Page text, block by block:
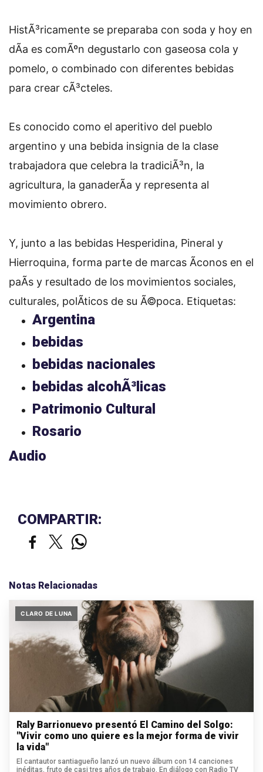
HistÃ³ricamente se preparaba con soda y hoy en
dÃ­a es comÃºn degustarlo con gaseosa cola y
pomelo, o combinado con diferentes bebidas
para crear cÃ³cteles.
Es conocido como el aperitivo del pueblo
argentino y una bebida insignia de la clase
trabajadora que celebra la tradiciÃ³n, la
agricultura, la ganaderÃ­a y representa al
movimiento obrero.
Y, junto a las bebidas Hesperidina, Pineral y
Hierroquina, forma parte de marcas Ã­conos en el
paÃ­s y resultado de los movimientos sociales,
culturales, polÃ­ticos de su Ã©poca. Etiquetas:
Argentina
bebidas
bebidas nacionales
bebidas alcohÃ³licas
Patrimonio Cultural
Rosario
Audio
COMPARTIR:
Notas Relacionadas
CLARO DE LUNA
Raly Barrionuevo presentó El Camino del Solgo:
"Vivir como uno quiere es la mejor forma de vivir
la vida"
El cantautor santiagueño lanzó un nuevo álbum con 14 canciones
inéditas, fruto de casi tres años de trabajo. En diálogo con Radio TV